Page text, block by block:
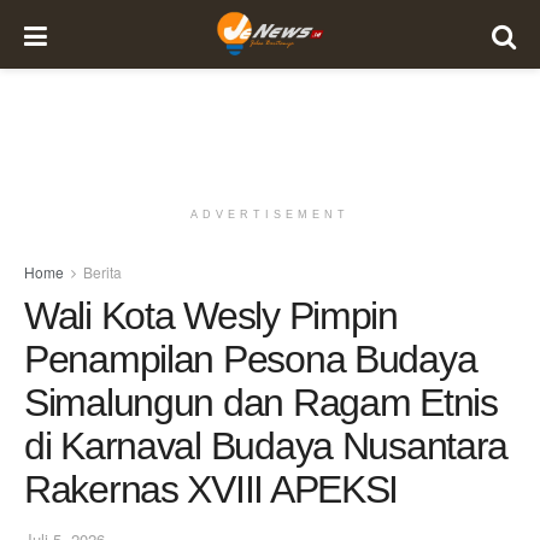
ADVERTISEMENT
Home Berita
Wali Kota Wesly Pimpin
Penampilan Pesona Budaya
Simalungun dan Ragam Etnis
di Karnaval Budaya Nusantara
Rakernas XVIII APEKSI